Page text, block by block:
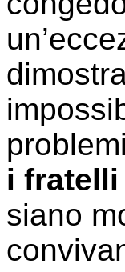
i fratelli
siano